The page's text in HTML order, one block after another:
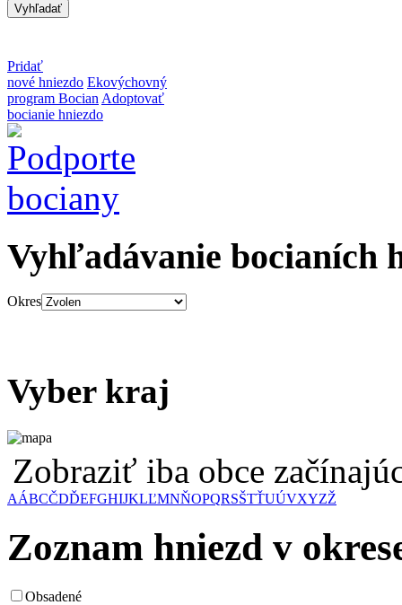
Pridať
nové hniezdo Ekovýchovný
program Bocian Adoptovať
bocianie hniezdo
Vyhľadávanie bocianích
Okres
Vyber kraj
Zobraziť iba obce
AÁBCČDĎEFGHIJKLĽMNŇOPQRSŠTŤUÚVXYZŽ
Zoznam hniezd v
Obsadené